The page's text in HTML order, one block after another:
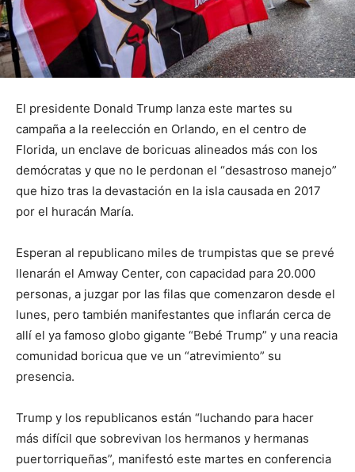
El presidente Donald Trump lanza este martes su
campaña a la reelección en Orlando, en el centro de
Florida, un enclave de boricuas alineados más con los
demócratas y que no le perdonan el “desastroso manejo”
que hizo tras la devastación en la isla causada en 2017
por el huracán María.
Esperan al republicano miles de trumpistas que se prevé
llenarán el Amway Center, con capacidad para 20.000
personas, a juzgar por las filas que comenzaron desde el
lunes, pero también manifestantes que inflarán cerca de
allí el ya famoso globo gigante “Bebé Trump” y una reacia
comunidad boricua que ve un “atrevimiento” su
presencia.
Trump y los republicanos están “luchando para hacer
más difícil que sobrevivan los hermanos y hermanas
puertorriqueñas”, manifestó este martes en conferencia